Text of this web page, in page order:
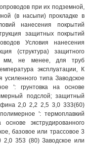
при их подземной,
(в насыпи) прокладке в
нанесения покрытий
защитных покрытий
Условия нанесения
(структура) защитного
мм, не менее, для труб
эксплуатации, К
типа Заводское
': грунтовка на основе
подслой; защитный
2,0 2,2 2,5 3,0 333(60)
': термоплавкий
экструдированного
базовое или трассовое 3
353 (80) Заводское или